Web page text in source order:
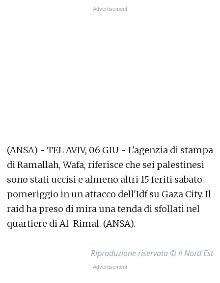
(ANSA) - TEL AVIV, 06 GIU - L'agenzia di stampa
di Ramallah, Wafa, riferisce che sei palestinesi
sono stati uccisi e almeno altri 15 feriti sabato
pomeriggio in un attacco dell'Idf su Gaza City. Il
raid ha preso di mira una tenda di sfollati nel
quartiere di Al-Rimal. (ANSA).
Riproduzione riservata © il Nord Est